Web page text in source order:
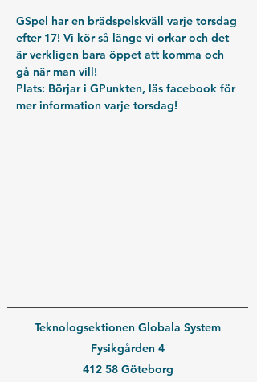
GSpel har en brädspelskväll varje torsdag
efter 17! Vi kör så länge vi orkar och det
är verkligen bara öppet att komma och
gå när man vill!
Plats: Börjar i GPunkten, läs facebook för
mer information varje torsdag!
Teknologsektionen Globala System
Fysikgården 4
412 58 Göteborg